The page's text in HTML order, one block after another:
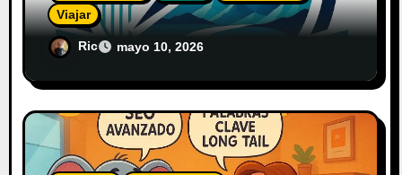
Viajar
El Diario del Explorador Digital
Ric mayo 10, 2026